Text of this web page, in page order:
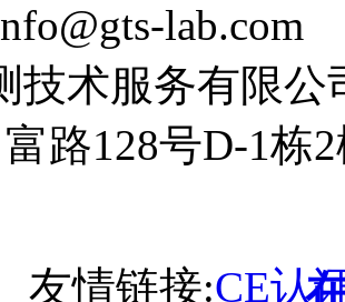
技术服务有限
富路128号D-1
友情链接:CE认